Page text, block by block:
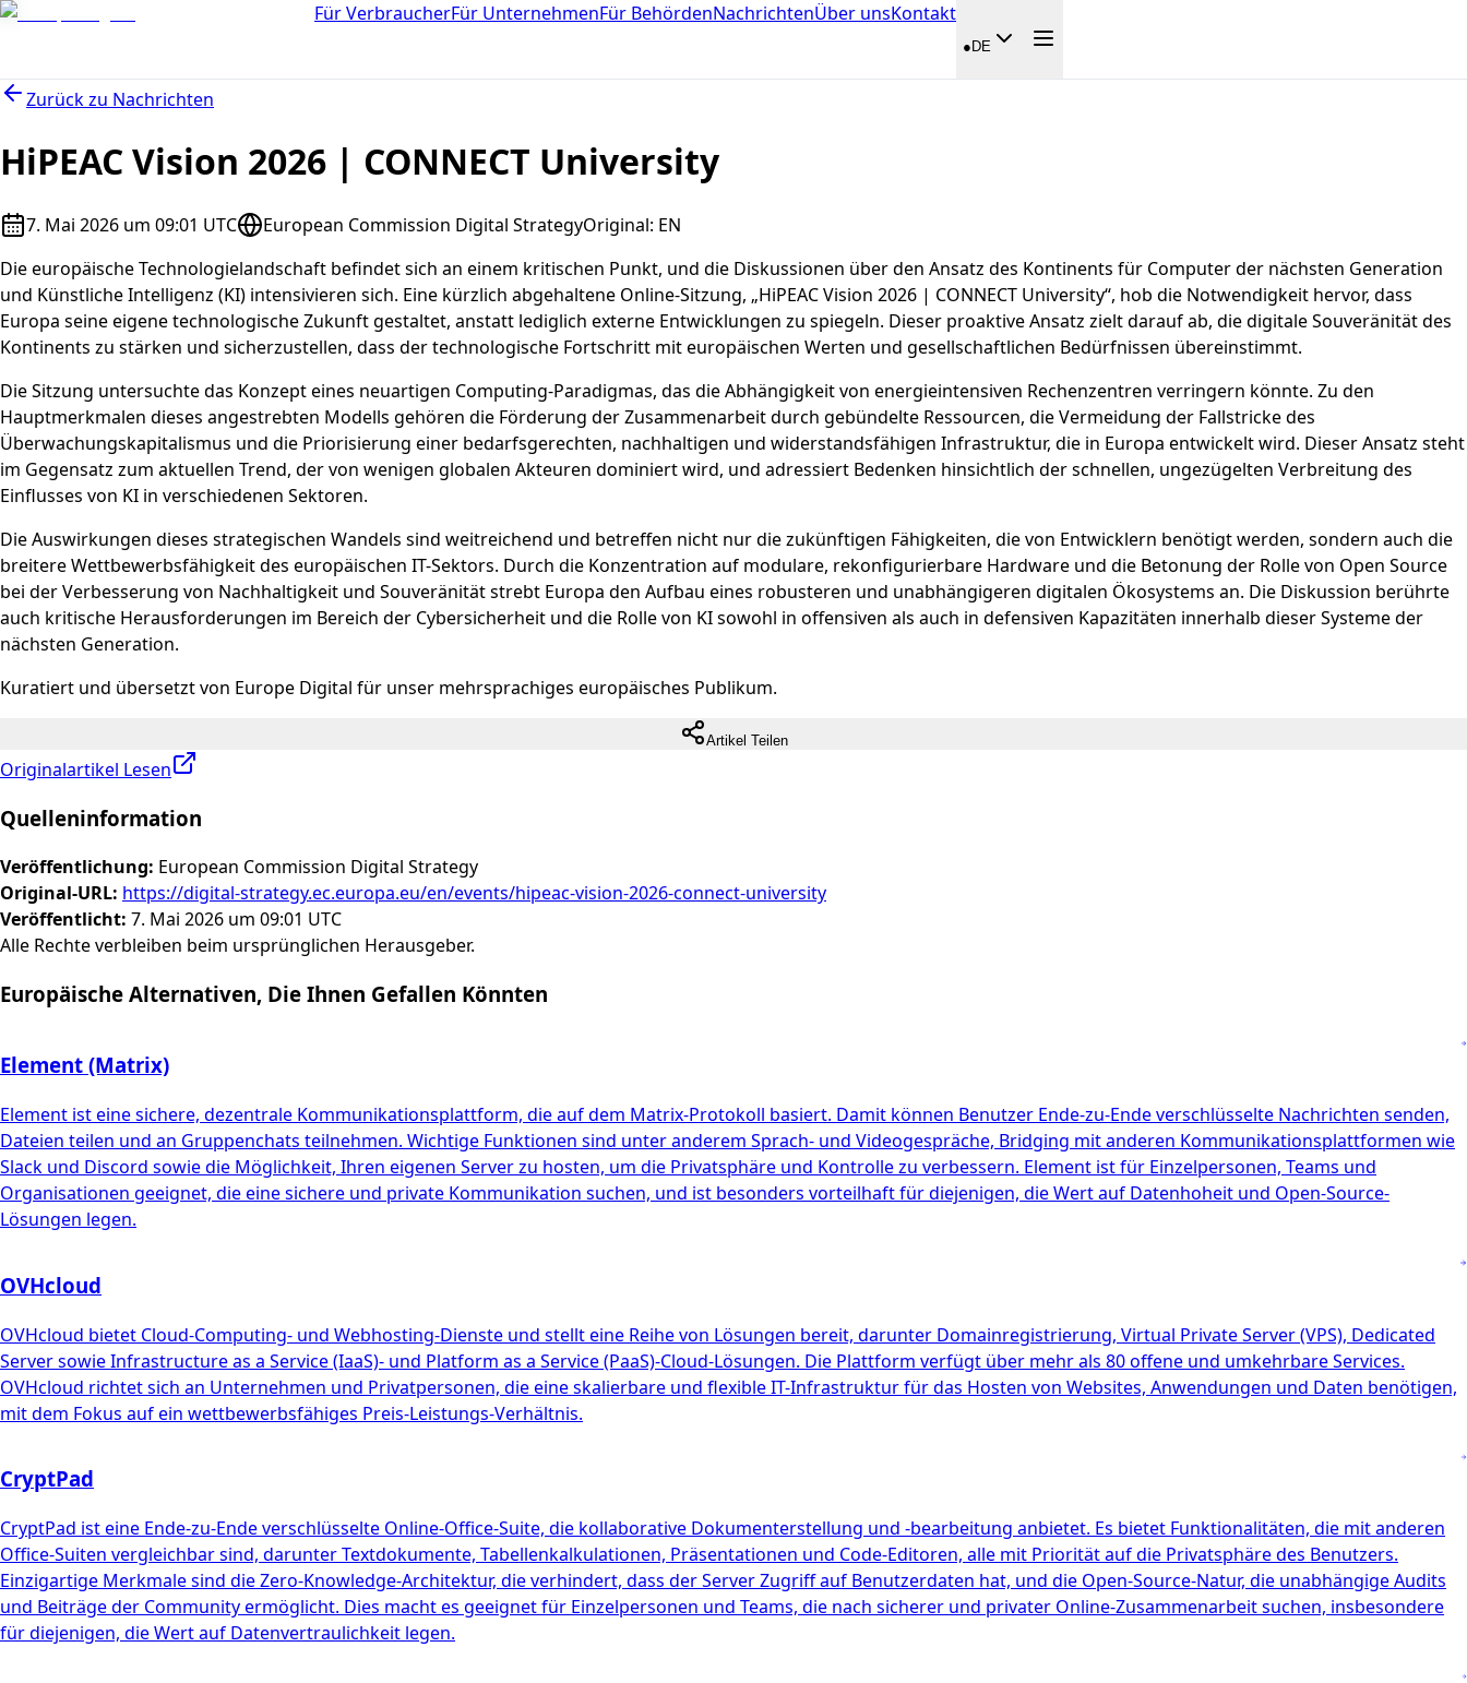
Für VerbraucherFür UnternehmenFür BehördenNachrichtenÜber unsKontakt
●DE
Zurück zu Nachrichten
HiPEAC Vision 2026 | CONNECT University
7. Mai 2026 um 09:01 UTC European Commission Digital StrategyOriginal: EN
Die europäische Technologielandschaft befindet sich an einem kritischen Punkt, und die Diskussionen über den Ansatz des Kontinents für Computer der nächsten Generation
und Künstliche Intelligenz (KI) intensivieren sich. Eine kürzlich abgehaltene Online-Sitzung, „HiPEAC Vision 2026 | CONNECT University“, hob die Notwendigkeit hervor, dass
Europa seine eigene technologische Zukunft gestaltet, anstatt lediglich externe Entwicklungen zu spiegeln. Dieser proaktive Ansatz zielt darauf ab, die digitale Souveränität des
Kontinents zu stärken und sicherzustellen, dass der technologische Fortschritt mit europäischen Werten und gesellschaftlichen Bedürfnissen übereinstimmt.
Die Sitzung untersuchte das Konzept eines neuartigen Computing-Paradigmas, das die Abhängigkeit von energieintensiven Rechenzentren verringern könnte. Zu den
Hauptmerkmalen dieses angestrebten Modells gehören die Förderung der Zusammenarbeit durch gebündelte Ressourcen, die Vermeidung der Fallstricke des
Überwachungskapitalismus und die Priorisierung einer bedarfsgerechten, nachhaltigen und widerstandsfähigen Infrastruktur, die in Europa entwickelt wird. Dieser Ansatz steht
im Gegensatz zum aktuellen Trend, der von wenigen globalen Akteuren dominiert wird, und adressiert Bedenken hinsichtlich der schnellen, ungezügelten Verbreitung des
Einflusses von KI in verschiedenen Sektoren.
Die Auswirkungen dieses strategischen Wandels sind weitreichend und betreffen nicht nur die zukünftigen Fähigkeiten, die von Entwicklern benötigt werden, sondern auch die
breitere Wettbewerbsfähigkeit des europäischen IT-Sektors. Durch die Konzentration auf modulare, rekonfigurierbare Hardware und die Betonung der Rolle von Open Source
bei der Verbesserung von Nachhaltigkeit und Souveränität strebt Europa den Aufbau eines robusteren und unabhängigeren digitalen Ökosystems an. Die Diskussion berührte
auch kritische Herausforderungen im Bereich der Cybersicherheit und die Rolle von KI sowohl in offensiven als auch in defensiven Kapazitäten innerhalb dieser Systeme der
nächsten Generation.
Kuratiert und übersetzt von Europe Digital für unser mehrsprachiges europäisches Publikum.
Artikel Teilen
Originalartikel Lesen
Quelleninformation
Veröffentlichung: European Commission Digital Strategy
Original-URL: https://digital-strategy.ec.europa.eu/en/events/hipeac-vision-2026-connect-university
Veröffentlicht: 7. Mai 2026 um 09:01 UTC
Alle Rechte verbleiben beim ursprünglichen Herausgeber.
Europäische Alternativen, Die Ihnen Gefallen Könnten
Element (Matrix)
Element ist eine sichere, dezentrale Kommunikationsplattform, die auf dem Matrix-Protokoll basiert. Damit können Benutzer Ende-zu-Ende verschlüsselte Nachrichten senden,
Dateien teilen und an Gruppenchats teilnehmen. Wichtige Funktionen sind unter anderem Sprach- und Videogespräche, Bridging mit anderen Kommunikationsplattformen wie
Slack und Discord sowie die Möglichkeit, Ihren eigenen Server zu hosten, um die Privatsphäre und Kontrolle zu verbessern. Element ist für Einzelpersonen, Teams und
Organisationen geeignet, die eine sichere und private Kommunikation suchen, und ist besonders vorteilhaft für diejenigen, die Wert auf Datenhoheit und Open-Source-
Lösungen legen.
OVHcloud
OVHcloud bietet Cloud-Computing- und Webhosting-Dienste und stellt eine Reihe von Lösungen bereit, darunter Domainregistrierung, Virtual Private Server (VPS), Dedicated
Server sowie Infrastructure as a Service (IaaS)- und Platform as a Service (PaaS)-Cloud-Lösungen. Die Plattform verfügt über mehr als 80 offene und umkehrbare Services.
OVHcloud richtet sich an Unternehmen und Privatpersonen, die eine skalierbare und flexible IT-Infrastruktur für das Hosten von Websites, Anwendungen und Daten benötigen,
mit dem Fokus auf ein wettbewerbsfähiges Preis-Leistungs-Verhältnis.
CryptPad
CryptPad ist eine Ende-zu-Ende verschlüsselte Online-Office-Suite, die kollaborative Dokumenterstellung und -bearbeitung anbietet. Es bietet Funktionalitäten, die mit anderen
Office-Suiten vergleichbar sind, darunter Textdokumente, Tabellenkalkulationen, Präsentationen und Code-Editoren, alle mit Priorität auf die Privatsphäre des Benutzers.
Einzigartige Merkmale sind die Zero-Knowledge-Architektur, die verhindert, dass der Server Zugriff auf Benutzerdaten hat, und die Open-Source-Natur, die unabhängige Audits
und Beiträge der Community ermöglicht. Dies macht es geeignet für Einzelpersonen und Teams, die nach sicherer und privater Online-Zusammenarbeit suchen, insbesondere
für diejenigen, die Wert auf Datenvertraulichkeit legen.